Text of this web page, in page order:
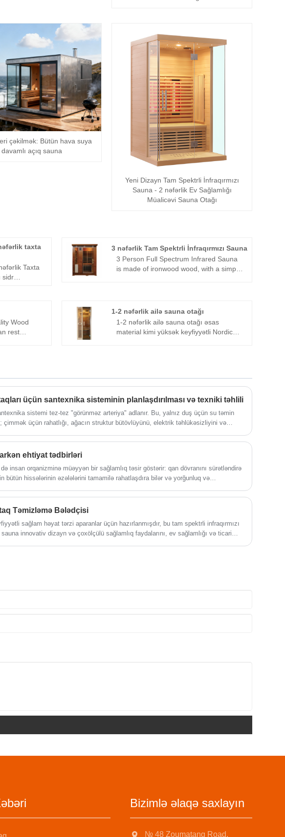
çəkilmək: Bütün hava suya
davamlı açıq sauna
Yeni Dizayn Tam Spektrli İnfraqırmızı
Sauna - 2 nəfərlik Ev Sağlamlığı
Müalicəvi Sauna Otağı
taxta
Taxta
sidr
keçiriciliyi
Tam
bilən
o,
təqdim edir.
3 nəfərlik Tam Spektrli İnfraqırmızı Sauna
3 Person Full Spectrum Infrared Sauna
is made of ironwood wood, with a simple
allowing people to enjoy the pleasure of
sweating profusely without the need for
water or the generation of water vapor,
making it easy to use.
Wood
rest
1-2 nəfərlik ailə sauna otağı
1-2 nəfərlik ailə sauna otağı əsas
material kimi yüksək keyfiyyətli Nordic
bilən təbii qoxusu ilə tanınır. Hər bir ağac
olduğundan əmin olmaq üçün ciddi
yoxlamadan və incə emaldan keçir ki, bu
da sizə həm tərləmədən həzz almağa,
üçün santexnika sisteminin planlaşdırılması və texniki təhlili
sistemi tez-tez "görünməz arteriya" adlanır. Bu, yalnız duş üçün su təmin
çimmək üçün rahatlığı, ağacın struktur bütövlüyünü, elektrik təhlükəsizliyini və
(Soyuq/İsti), Buxar istehsalı və Drenaj/Rütubətə Nəzarət.
ehtiyat tədbirləri
insan orqanizminə müəyyən bir sağlamlıq təsir göstərir: qan dövranını sürətləndirə
bütün hissələrinin əzələlərini tamamilə rahatlaşdıra bilər və yorğunluq və
Təmizləmə Bələdçisi
sağlam həyat tərzi aparanlar üçün hazırlanmışdır, bu tam spektrli infraqırmızı
sauna innovativ dizayn və çoxölçülü sağlamlıq faydalarını, ev sağlamlığı və ticari
Bizimlə əlaqə saxlayın
№ 48 Zoumatang Road,